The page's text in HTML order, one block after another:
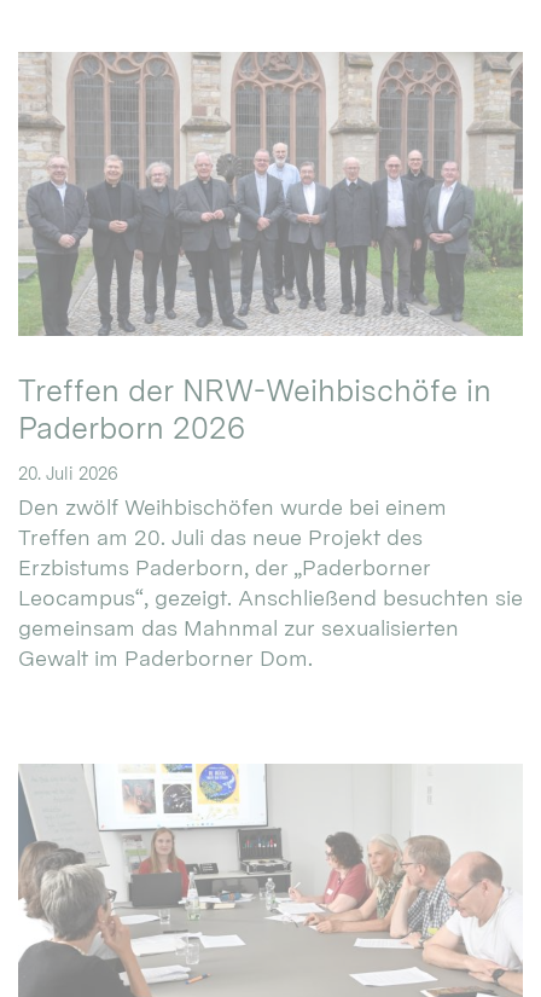
Treffen der NRW-Weihbischöfe in
Paderborn 2026
20. Juli 2026
Den zwölf Weihbischöfen wurde bei einem
Treffen am 20. Juli das neue Projekt des
Erzbistums Paderborn, der „Paderborner
Leocampus“, gezeigt. Anschließend besuchten sie
gemeinsam das Mahnmal zur sexualisierten
Gewalt im Paderborner Dom.